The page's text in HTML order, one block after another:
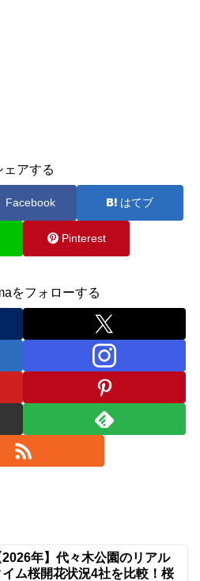
ェアする
Facebook はてブ
Pinterest
をフォローする
2026年】代々木公園のリアル
イム桜開花状況4社を比較！桜